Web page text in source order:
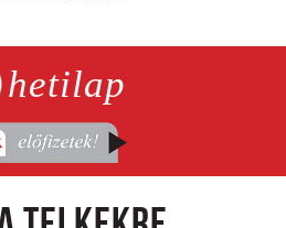
hetilap